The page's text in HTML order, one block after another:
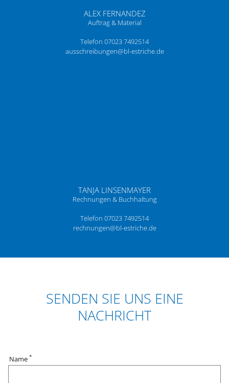
ALEX FERNANDEZ
Auftrag & Material
Telefon 07023 7492514
ausschreibungen@bl-estriche.de
TANJA LINSENMAYER
Rechnungen & Buchhaltung
Telefon 07023 7492514
rechnungen@bl-estriche.de
SENDEN SIE UNS EINE
NACHRICHT
Name *